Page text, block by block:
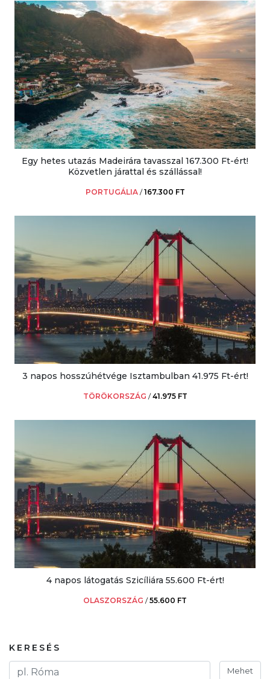
Egy hetes utazás Madeirára tavasszal 167.300 Ft-ért!
Közvetlen járattal és szállással!
PORTUGÁLIA /167.300 FT
3 napos hosszúhétvége Isztambulban 41.975 Ft-ért!
TÖRÖKORSZÁG /41.975 FT
4 napos látogatás Szicíliára 55.600 Ft-ért!
OLASZORSZÁG /55.600 FT
KERESÉS
Mehet